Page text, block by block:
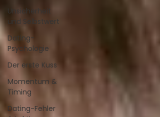
Unsicherheit
und Selbstwert
Dating-
Psychologie
Der erste Kuss
Momentum &
Timing
Dating-Fehler